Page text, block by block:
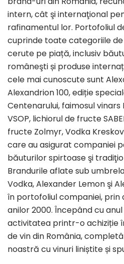
intern, cât şi internaţional
rafinamentul lor. Portofoliul
cuprinde toate categoriile
cerute pe piață, inclusiv
româneşti și produse
cele mai cunoscute sunt
Alexandrion 100, ediție
Centenarului, faimosul vinars
VSOP, lichiorul de fructe
fructe Zolmyr, Vodka
care au asigurat companiei
băuturilor spirtoase şi
Brandurile aflate sub
Vodka, Alexander Lemon şi
în portofoliul companiei, prin
anilor 2000. Începând cu
activitatea printr-o achiziție
de vin din România,
noastră cu vinuri liniștite și